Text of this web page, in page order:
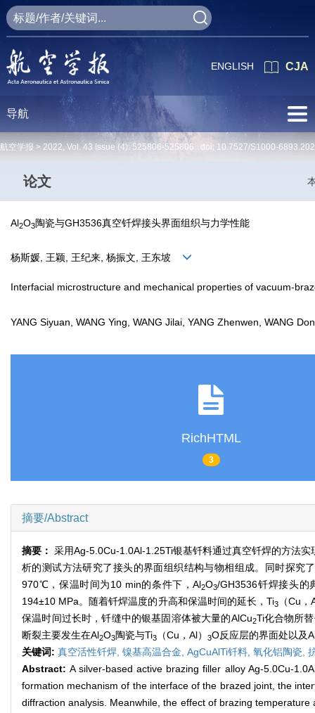
CJA
ENGLISH
导航
航空学报 > 2022, Vol. 43 Issue (4): 525806-525806 doi: 10.7527/S1000-
论文
Al2O3陶瓷与GH3536真空钎焊接头界面组织与力学性能
杨斯媛, 王颖, 王纪来, 杨振文, 王东坡
Interfacial microstructure and mechanical properties of vacuum-
YANG Siyuan, WANG Ying, WANG Jilai, YANG Zhenwen, WANG
RichHTML
3
摘要/Abstract
摘要： 采用Ag-5.0Cu-1.0Al-1.25Ti银基钎料通过真空钎焊的方法实
析的测试方法研究了接头的界面组织结构与物相组成。同时探究
970℃，保温时间为10 min的条件下，Al2O3/GH3536钎焊接头的
194±10 MPa。随着钎焊温度的升高和保温时间的延长，Ti3
（Cu，
保温时间过长时，钎缝中的银基固溶体被大量的AlCu2Ti化合物所
断裂主要发生在Al2O3陶瓷与Ti3 （Cu，Al） 3O反应层的界面处以及
关键词: 真空活性钎焊, 镍基高温合金, AgCuAlTi钎料, 氧化铝陶瓷,
Abstract:A silver-based active brazing filler alloy Ag-5.0Cu-
formation mechanism of the interface of the brazed joint, the
diffraction analysis. Meanwhile, the effect of brazing